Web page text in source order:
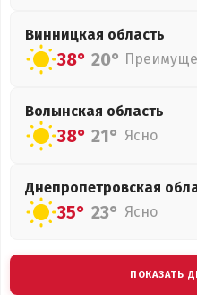
Винницкая область
38° 20°
Волынская область
38° 21° Ясно
Днепропетровская
35° 23° Ясно
ПОКАЗАТЬ